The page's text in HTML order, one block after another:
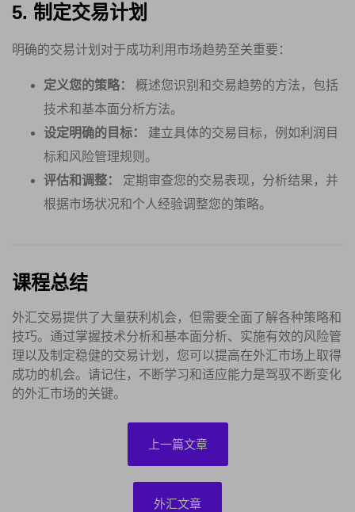
5. 制定交易计划
明确的交易计划对于成功利用市场趋势至关重要：
定义您的策略：
概述您识别和交易趋势的方法，包括
技术和基本面分析方法。
设定明确的目标：
建立具体的交易目标，例如利润目
标和风险管理规则。
评估和调整：
定期审查您的交易表现，分析结果，并
根据市场状况和个人经验调整您的策略。
课程总结
外汇交易提供了大量获利机会，但需要全面了解各种策略和
技巧。通过掌握技术分析和基本面分析、实施有效的风险管
理以及制定稳健的交易计划，您可以提高在外汇市场上取得
成功的机会。请记住，不断学习和适应能力是驾驭不断变化
的外汇市场的关键。
上一篇文章
外汇文章